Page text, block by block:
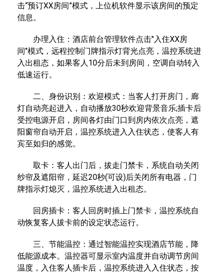
击“预订XX房间”模式，上位机软件显示该房间的预定
信息。
办理入住：酒店前台管理软件点击"入住XX房
间"模式，远程控制门牌指示灯背光点亮，温控系统进
入出租态，如果客人10分后未到房间，空调自动转入
低速运行。
二、身份识别：欢迎模式：当客人打开房门，廊
灯自动亮起进入，自动播放30秒欢迎背景音乐;插卡后
受控电源开启，房间各灯由门口到房内依次点亮，遮
阳窗帘自动开启，温控系统进入入住状态，使客人有
宾至如归的感觉。
取卡：客人出门后，拔走门禁卡，系统自动关闭
纱帘及遮阳帘，延迟20秒(可设)后关闭所有电器，门
牌指示灯熄灭，温控系统进入出租态。
回房插卡：客人回房时插上门禁卡，温控系统自
动恢复客人拔卡前的设定状态运行。
三、节能温控：通过智能温控实现酒店节能，降
低能源成本。温控器可显示室内温度并自动调节房间
温度，入住客人插卡后，温控系统进入入住状态，按